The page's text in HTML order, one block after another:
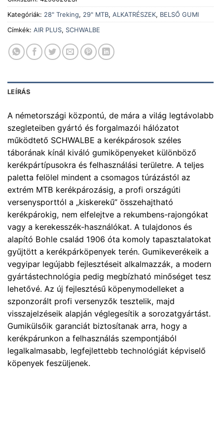
Kategóriák: 28" Treking, 29" MTB, ALKATRÉSZEK, BELSŐ GUMI
Címkék: AIR PLUS, SCHWALBE
LEÍRÁS
A németországi központú, de mára a világ legtávolabb
szegleteiben gyártó és forgalmazói hálózatot
működtető SCHWALBE a kerékpárosok széles
táborának kínál kiváló gumiköpenyeket különböző
kerékpártípusokra és felhasználási területre. A teljes
paletta felölel mindent a csomagos túrázástól az
extrém MTB kerékpározásig, a profi országúti
versenysporttól a „kiskerekű” összehajtható
kerékpárokig, nem elfelejtve a rekumbens-rajongókat
vagy a kerekesszék-használókat. A tulajdonos és
alapító Bohle család 1906 óta komoly tapasztalatokat
gyűjtött a kerékpárköpenyek terén. Gumikeverékeik a
vegyipar legújabb fejlesztéseit alkalmazzák, a modern
gyártástechnológia pedig megbízható minőséget tesz
lehetővé. Az új fejlesztésű köpenymodelleket a
szponzorált profi versenyzők tesztelik, majd
visszajelzéseik alapján véglegesítik a sorozatgyártást.
Gumikülsőik garanciát biztosítanak arra, hogy a
kerékpárunkon a felhasználás szempontjából
legalkalmasabb, legfejlettebb technológiát képviselő
köpenyek feszüljenek.